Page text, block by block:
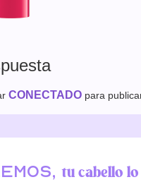
CONECTADO para
tu cabello lo